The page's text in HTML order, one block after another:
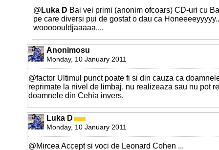
@ Luka D Bai vei primi (anonim ofcoars) CD-uri cu
pe care diversi pui de gostat o dau ca
wooooouldjaaaaa....
Anonimosu
Monday, 10 January 2011
@factor Ultimul punct poate fi si din cauza ca
reprimate la nivel de limbaj, nu realizeaza sau nu pot
doamnele din Cehia invers.
Luka D
Monday, 10 January 2011
@Mircea Accept si voci de Leonard Cohen ...